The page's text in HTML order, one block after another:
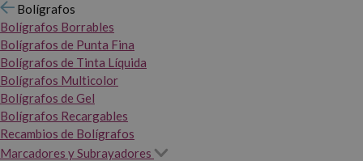
Bolígrafos
Bolígrafos Borrables
Bolígrafos de Punta Fina
Bolígrafos de Tinta Líquida
Bolígrafos Multicolor
Bolígrafos de Gel
Bolígrafos Recargables
Recambios de Bolígrafos
Marcadores y Subrayadores